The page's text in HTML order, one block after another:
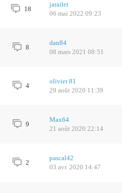
18
jarailet
06 mai 2022 09:23
8
dan84
08 mars 2021 08:51
4
olivier 81
29 août 2020 11:39
9
Max64
21 août 2020 22:14
2
pascal42
03 avr. 2020 14:47